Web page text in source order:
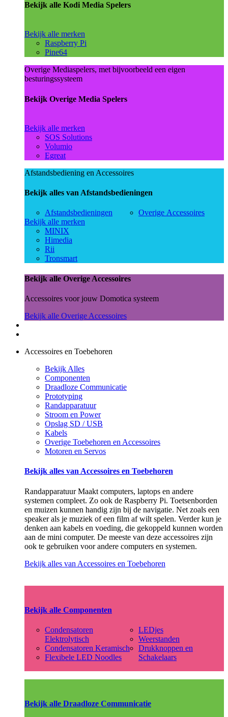
Bekijk alle Kodi Media Spelers
Bekijk alle merken
Raspberry Pi
Pine64
Overige Mediaspelers, met bijvoorbeeld een eigen
besturingssysteem
Bekijk Overige Media Spelers
Bekijk alle merken
SOS Solutions
Volumio
Egreat
Afstandsbediening en Accessoires
Bekijk alles van Afstandsbedieningen
Afstandsbedieningen
Overige Accessoires
Bekijk alle merken
MINIX
Himedia
Rii
Tronsmart
Bekijk alle Overige Accessoires
Accessoires voor jouw Domotica systeem
Bekijk alle Overige Accessoires
Accessoires en Toebehoren
Bekijk Alles
Componenten
Draadloze Communicatie
Prototyping
Randapparatuur
Stroom en Power
Opslag SD / USB
Kabels
Overige Toebehoren en Accessoires
Motoren en Servos
Bekijk alles van Accessoires en Toebehoren
Randapparatuur Maakt computers, laptops en andere
systemen compleet. Zo ook de Raspberry Pi. Toetsenborden
en muizen kunnen handig zijn bij de navigatie. Net zoals een
speaker als je muziek of een film af wilt spelen. Verder kun je
denken aan kabels en voeding, die gekoppeld kunnen worden
aan de mini computer. De meeste van deze accessoires zijn
ook te gebruiken voor andere computers en systemen.
Bekijk alles van Accessoires en Toebehoren
Bekijk alle Componenten
Condensatoren
Elektrolytisch
Condensatoren Keramisch
Flexibele LED Noodles
LEDjes
Weerstanden
Drukknoppen en
Schakelaars
Bekijk alle Draadloze Communicatie